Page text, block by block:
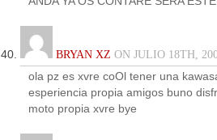
BRYAN XZ ON JULIO 18TH,
ola pz es xvre coOl tener una
esperiencia propia amigos buno
moto propia xvre bye